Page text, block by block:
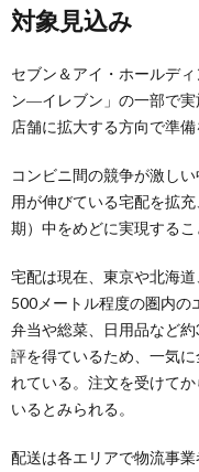
対象見込み
セブン＆アイ・ホールデ
ン―イレブン」の一部で
店舗に拡大する方向で準
コンビニ間の競争が激し
用が伸びている宅配を拡
期）中をめどに実現するこ
宅配は現在、東京や北海
500メートル程度の圏内の
弁当や総菜、日用品など
評を得ているため、一気
れている。注文を受けて
いるとみられる。
配送は各エリアで物流事